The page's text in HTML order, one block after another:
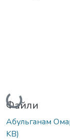
Вантажиться...
Файли
Абульганам
KB)